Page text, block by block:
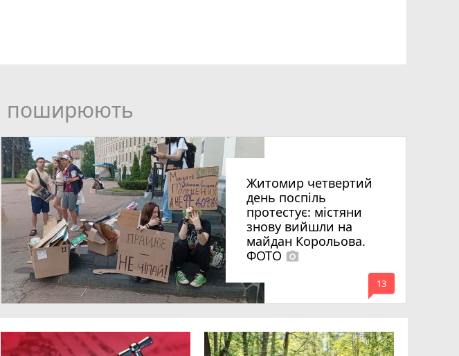
поширюють
Житомир четвертий
день поспіль
протестує: містяни
знову вийшли на
майдан Корольова.
ФОТО photo_camera
mode_comment
13